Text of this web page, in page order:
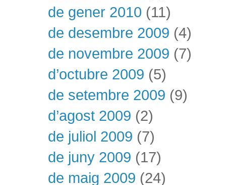
de gener 2010 (11)
de desembre 2009 (4)
de novembre 2009 (7)
d’octubre 2009 (5)
de setembre 2009 (9)
d’agost 2009 (2)
de juliol 2009 (7)
de juny 2009 (17)
de maig 2009 (24)